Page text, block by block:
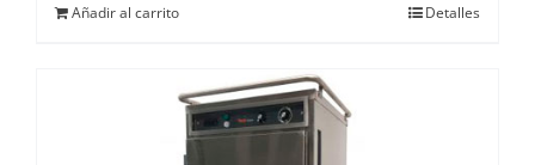
Añadir al carrito Detalles